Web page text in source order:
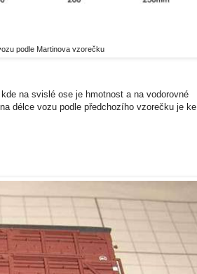
podle Martinova vzorečku
na svislé ose je hmotnost a na vodorovné
délce vozu podle předchozího vzorečku je ke